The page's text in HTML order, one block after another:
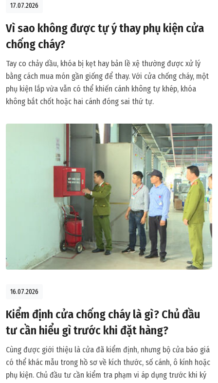
17.07.2026
Vì sao không được tự ý thay phụ kiện cửa
chống cháy?
Tay co chảy dầu, khóa bị kẹt hay bản lề xệ thường được xử lý
bằng cách mua món gần giống để thay. Với cửa chống cháy, một
phụ kiện lắp vừa vẫn có thể khiến cánh không tự khép, khóa
không bắt chốt hoặc hai cánh đóng sai thứ tự.
16.07.2026
Kiểm định cửa chống cháy là gì? Chủ đầu
tư cần hiểu gì trước khi đặt hàng?
Cùng được giới thiệu là cửa đã kiểm định, nhưng bộ cửa báo giá
có thể khác mẫu trong hồ sơ về kích thước, số cánh, ô kính hoặc
phụ kiện. Chủ đầu tư cần kiểm tra phạm vi áp dụng trước khi ký